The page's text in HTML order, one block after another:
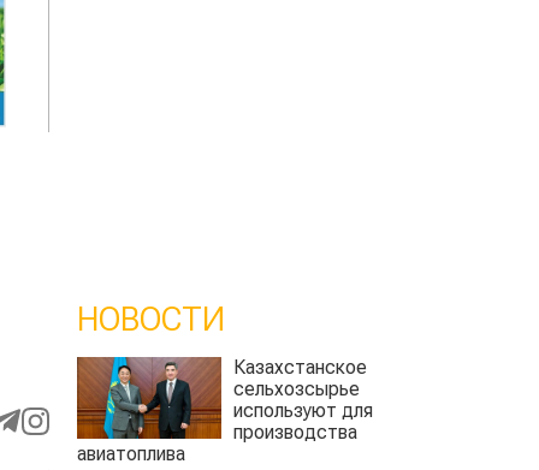
НОВОСТИ
Казахстанское
сельхозсырье
используют для
производства
авиатоплива